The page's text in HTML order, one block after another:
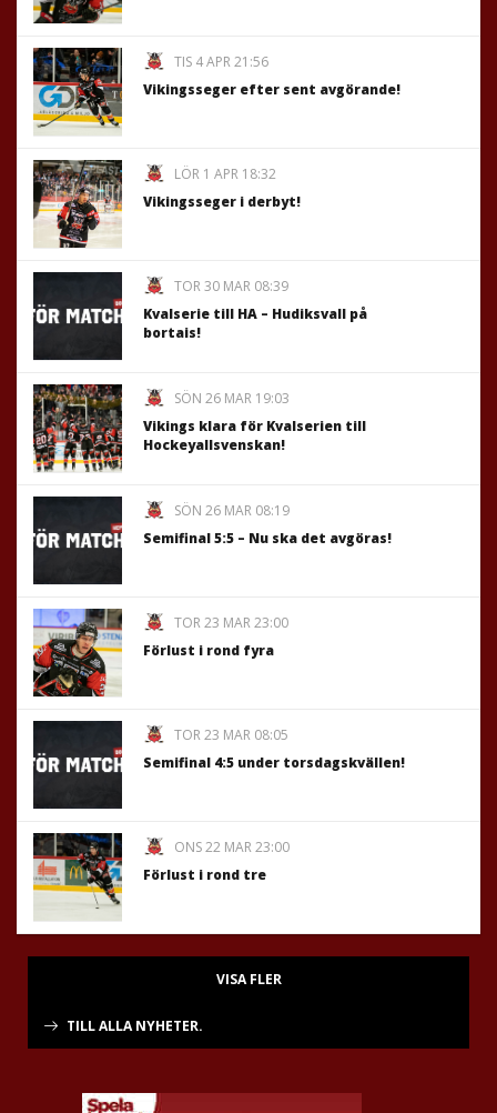
TIS 4 APR 21:56
Vikingsseger efter sent avgörande!
LÖR 1 APR 18:32
Vikingsseger i derbyt!
TOR 30 MAR 08:39
Kvalserie till HA – Hudiksvall på
bortais!
SÖN 26 MAR 19:03
Vikings klara för Kvalserien till
Hockeyallsvenskan!
SÖN 26 MAR 08:19
Semifinal 5:5 – Nu ska det avgöras!
TOR 23 MAR 23:00
Förlust i rond fyra
TOR 23 MAR 08:05
Semifinal 4:5 under torsdagskvällen!
ONS 22 MAR 23:00
Förlust i rond tre
VISA FLER
TILL ALLA NYHETER.